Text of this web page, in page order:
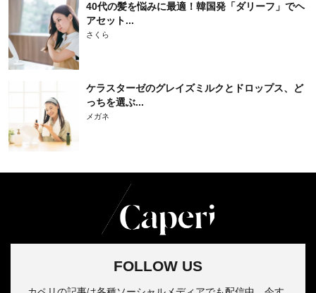
40代の髪を悩みに最適！韓国発「ダリーフ」でヘ
アセット...
さくら
ケラスターゼのグレイズミルクとドロップス、ど
っちを選ぶ...
メガネ
FOLLOW US